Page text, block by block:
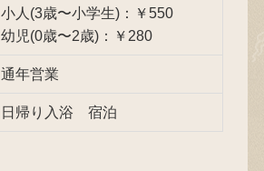
小人(3歳〜小学生)：￥550
幼児(0歳〜2歳)：￥280
通年営業
日帰り入浴 宿泊